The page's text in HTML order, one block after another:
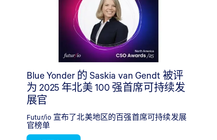
Blue Yonder 的 Saskia van Gendt 被评
为 2025 年北美 100 强首席可持续发
展官
Futur/io 宣布了北美地区的百强首席可持续发展
官榜单